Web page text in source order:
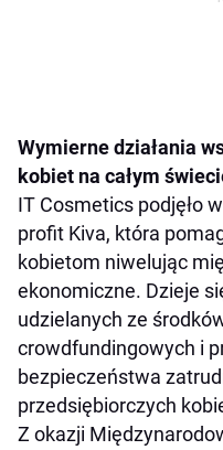
Wymierne działania
kobiet na całym
IT Cosmetics podjęło
profit Kiva, która
kobietom niwelując
ekonomiczne. Dzieje
udzielanych ze
crowdfundingowych i
bezpieczeństwa
przedsiębiorczych
Z okazji